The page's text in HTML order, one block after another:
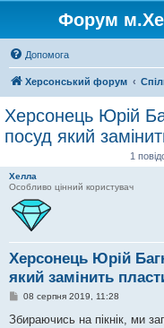
Форум
Допомога
Херсонський форум
Херсонець Юрій
посуд який
1
Хелла
Особливо цінний користувач
Херсонець Юрій
який замінить
П
в
08 серпня 2019, 11:28
Збираючись на пікнік, ми